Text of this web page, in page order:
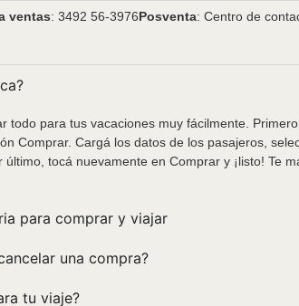
ventas: 3492 56-3976Posventa: Centro de
todo para tus vacaciones muy fácilmente.
Comprar. Cargá los datos de los pasajeros,
último, tocá nuevamente en Comprar y ¡listo! Te
para comprar y viajar
una compra?
tu viaje?